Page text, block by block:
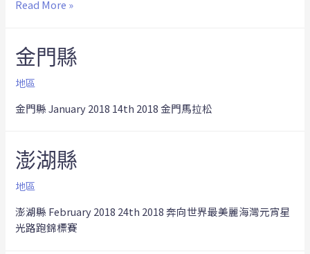
Read More »
金門縣
地區
金門縣 January 2018 14th 2018 金門馬拉松
澎湖縣
地區
澎湖縣 February 2018 24th 2018 奔向世界最美麗海灣元宵星
光路跑錦標賽